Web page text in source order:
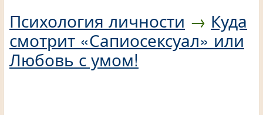
Психология личности → Куда
смотрит «Сапиосексуал» или
Любовь с умом!